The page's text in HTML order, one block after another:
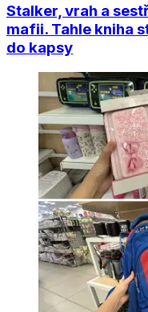
Stalker, vrah a
mafii. Tahle kniha
do kapsy